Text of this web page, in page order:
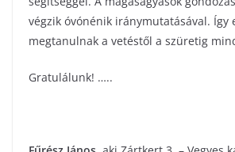
végzik óvónénik iránymutatásával. Így
megtanulnak a vetéstől a szüretig
Gratulálunk! …..